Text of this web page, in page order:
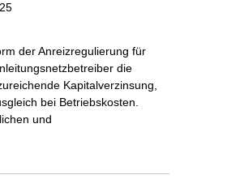
der Anreizregulierung für
die
Kapitalverzinsung,
bei Betriebskosten.
und